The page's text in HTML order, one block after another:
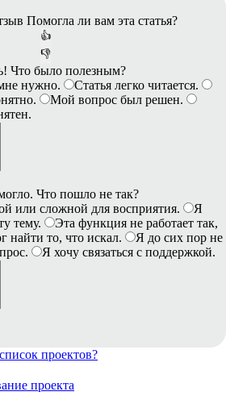
Помогла ли вам эта статья?
👍
👎
Что было полезным?
нужно.
Статья легко читается.
Мой вопрос был решен.
Что пошло не так?
или сложной для восприятия.
Я
тему.
Эта функция не работает так,
найти то, что искал.
Я до сих пор не
Я хочу связаться с поддержкой.
проектов?
проекта